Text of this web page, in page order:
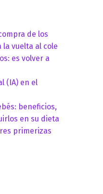
de los
vuelta al cole
es volver a
(IA) en el
beneficios,
en su dieta
primerizas